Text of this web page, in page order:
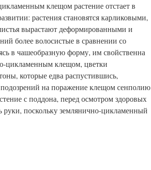
клещом растение отстает в
растения становятся карликовыми,
вырастают деформированными и
более волосистые в сравнении со
в чашеобразную форму, им свойственна
цикламенным клещом, цветки
которые едва распустившись,
на поражение клещом сенполию
с поддона, перед осмотром здоровых
поскольку землянично-цикламенный